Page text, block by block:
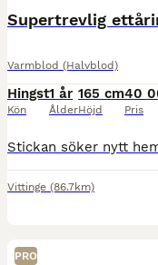
Supertrevlig
Varmblod (Halvblod)
Hingst
Kön
1 år
Ålder
165 cm
Höjd
40
Pris
Vittinge (86.7km)
PRO